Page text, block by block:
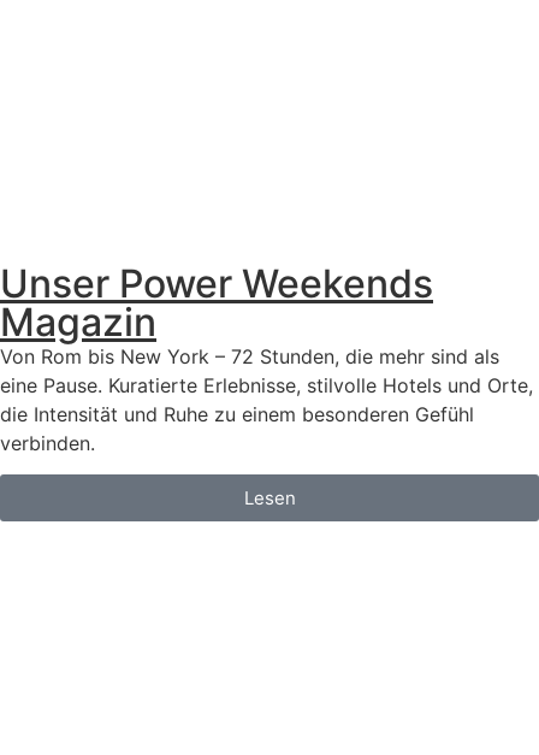
Unser Power Weekends
Magazin
Von Rom bis New York – 72 Stunden, die mehr sind als
eine Pause. Kuratierte Erlebnisse, stilvolle Hotels und Orte,
die Intensität und Ruhe zu einem besonderen Gefühl
verbinden.
Lesen